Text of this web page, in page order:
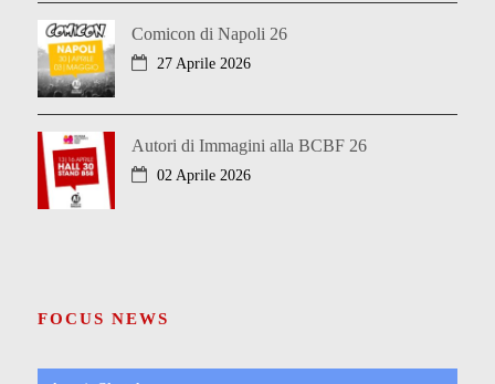
Comicon di Napoli 26
27 Aprile 2026
Autori di Immagini alla BCBF 26
02 Aprile 2026
FOCUS NEWS